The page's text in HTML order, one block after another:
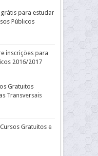
para estudar
Públicos
inscrições para
2016/2017
Gratuitos
Transversais
Gratuitos e